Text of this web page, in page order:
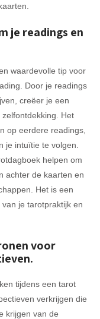
je readings en
waardevolle tip voor
Door je readings
creëer je een
Het
op eerdere readings,
je intuïtie te volgen.
helpen om
achter de kaarten en
Het is een
je tarotpraktijk en
voor
tijdens een tarot
verkrijgen die
krijgen van de